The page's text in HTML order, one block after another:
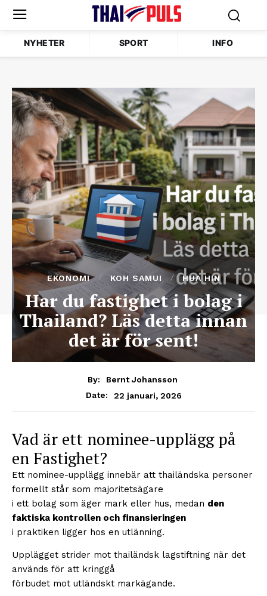
NYHETER SPORT INFO
EKONOMI KOH SAMUI HUA HIN
Har du fastighet i bolag i
Thailand? Läs detta innan
det är för sent!
By:
Bernt Johansson
Date:
22 januari, 2026
Vad är ett nominee-upplägg på
en Fastighet?
Ett nominee-upplägg innebär att thailändska personer
formellt står som majoritetsägare
i ett bolag som äger mark eller hus, medan den
faktiska kontrollen och finansieringen
i praktiken ligger hos en utlänning.
Upplägget strider mot thailändsk lagstiftning när det
används för att kringgå
förbudet mot utländskt markägande.